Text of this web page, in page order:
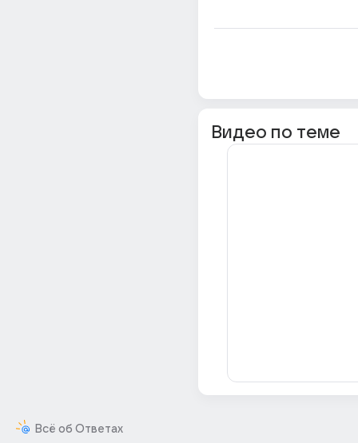
Всё об Ответах
Видео по теме